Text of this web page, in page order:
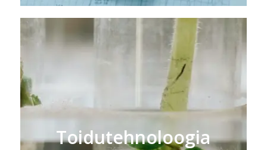
Toidutehnoloogia